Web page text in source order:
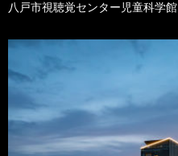
八戸市視聴覚センター児童科学館